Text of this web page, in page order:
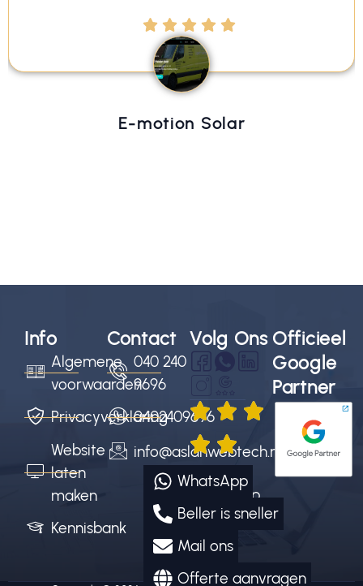
E-motion Solar
Info
Algemene
voorwaarden
Privacyverklaring
Website
laten
maken
Kennisbank
Contact
040 240
9696
0402409696
info@aslanwebtech.nl
Volg Ons
4.9/5
sterren op
Google
Officieel
Google
Partner
WhatsApp
Beller is sneller
Mail ons
Offerte aanvragen